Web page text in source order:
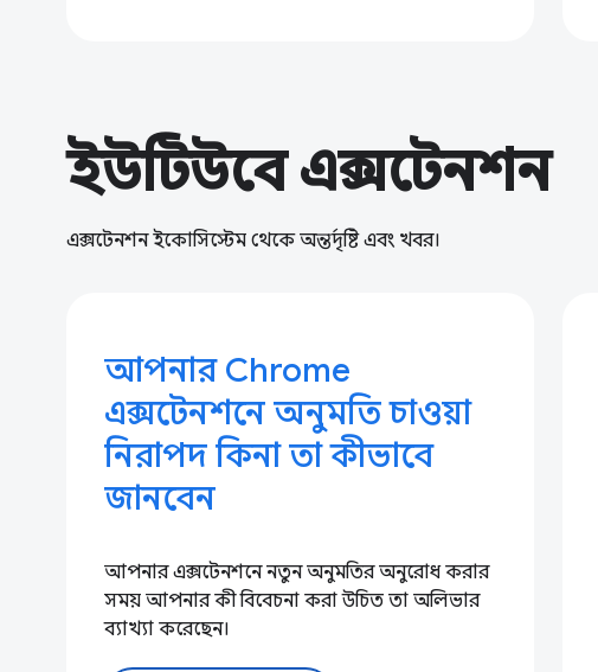
ইউটিউবে এক্সটেনশন
এক্সটেনশন ইকোসিস্টেম থেকে অন্তর্দৃষ্টি এবং খবর।
আপনার Chrome
এক্সটেনশনে অনুমতি চাওয়া
নিরাপদ কিনা তা কীভাবে
জানবেন
আপনার এক্সটেনশনে নতুন অনুমতির অনুরোধ করার
সময় আপনার কী বিবেচনা করা উচিত তা অলিভার
ব্যাখ্যা করেছেন।